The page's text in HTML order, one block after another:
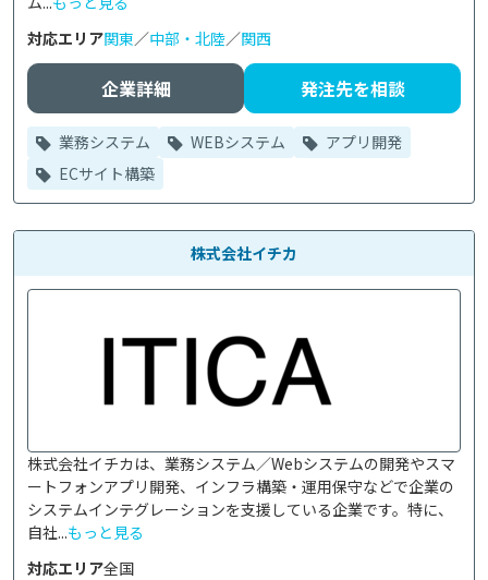
対応エリア関東／中部・北陸／関西
企業詳細 発注先を相談
業務システム WEBシステム
アプリ開発
ECサイト構築
株式会社イチカ
株式会社イチカは、業務システム／Webシステムの開発やスマ
ートフォンアプリ開発、インフラ構築・運用保守などで企業の
システムインテグレーションを支援している企業です。特に、
自社...もっと見る
対応エリア全国